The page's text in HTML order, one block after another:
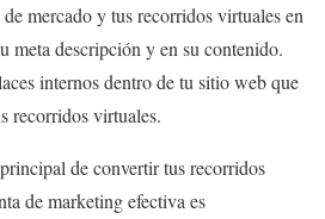
mercado y tus recorridos virtuales en
meta descripción y en su contenido.
internos dentro de tu sitio web que
recorridos virtuales.
de convertir tus recorridos
de marketing efectiva es